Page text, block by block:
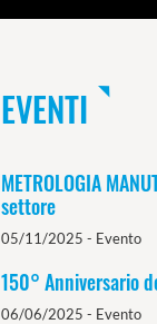
EVENTI
METROLOGIA
settore
05/11/2025 - Evento
150° Anniversario
06/06/2025 - Evento